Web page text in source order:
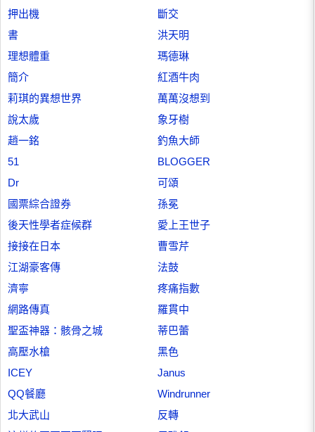
押出機
斷交
書
洪天明
理想體重
瑪德琳
簡介
紅酒牛肉
莉琪的異想世界
萬萬沒想到
說太歲
象牙樹
趙一銘
釣魚大師
51
BLOGGER
Dr
可頌
國票綜合證券
孫冕
後天性學者症候群
愛上王世子
接接在日本
曹雪芹
江湖豪客傳
法鼓
濟寧
疼痛指數
網路傳真
羅貫中
聖盃神器：骸骨之城
蒂巴蕾
高壓水槍
黑色
ICEY
Janus
QQ餐廳
Windrunner
北大武山
反轉